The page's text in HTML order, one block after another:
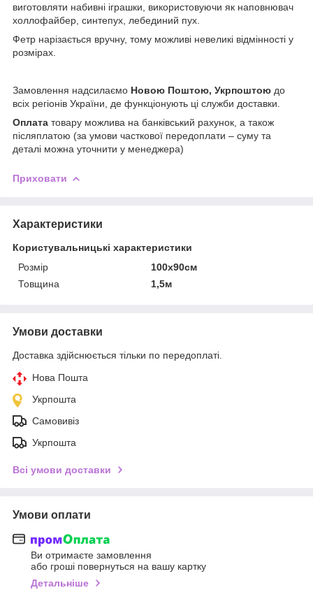
виготовляти набивні іграшки, використовуючи як наповнювач
холлофайбер, синтепух, лебединий пух.
Фетр нарізається вручну, тому можливі невеликі відмінності у
розмірах.
Замовлення надсилаємо Новою Поштою, Укрпоштою до
всіх регіонів України, де функціонують ці служби доставки.
Оплата товару можлива на банківський рахунок, а також
післяплатою (за умови часткової передоплати – суму та
деталі можна уточнити у менеджера)
Приховати
Характеристики
Користувальницькі характеристики
Розмір
100х90см
Товщина
1,5м
Умови доставки
Доставка здійснюється тільки по передоплаті.
Нова Пошта
Укрпошта
Самовивіз
Укрпошта
Всі умови доставки
Умови оплати
Ви отримаєте замовлення
або гроші повернуться на вашу картку
Детальніше